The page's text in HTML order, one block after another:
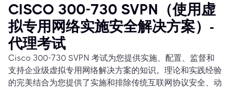
CISCO 300-730 SVPN（使用虚
拟专用网络实施安全解决方案）-
代理考试
Cisco 300-730 SVPN 考试为您提供实施、配置、监督和
支持企业级虚拟专用网络解决方案的知识。理论和实践经验
的完美结合为您提供了实施和排除传统互联网协议安全、动